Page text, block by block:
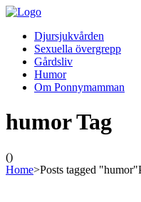
Djursjukvården
Sexuella övergrepp
Gårdsliv
Humor
Om Ponnymamman
humor Tag
()
Home>Posts tagged "humor"